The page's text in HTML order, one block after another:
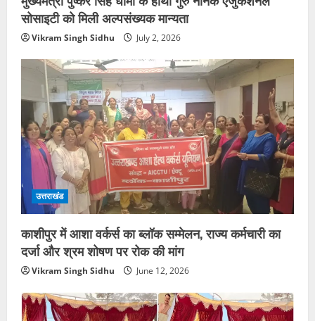
सोसाइटी को मिली अल्पसंख्यक मान्यता
Vikram Singh Sidhu July 2, 2026
उत्तराखंड
काशीपुर में आशा वर्कर्स का ब्लॉक सम्मेलन, राज्य कर्मचारी का
दर्जा और श्रम शोषण पर रोक की मांग
Vikram Singh Sidhu June 12, 2026